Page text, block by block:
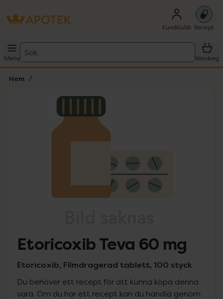
Kundklubb Recept
Meny
Sök
Varukorg
Hem
Lista: . Innehåller 1 objekt.
Etoricoxib Teva 60 mg
Etoricoxib, Filmdragerad tablett, 100 styck
Du behöver ett recept för att kunna köpa denna
vara. Om du har ett recept kan du handla genom